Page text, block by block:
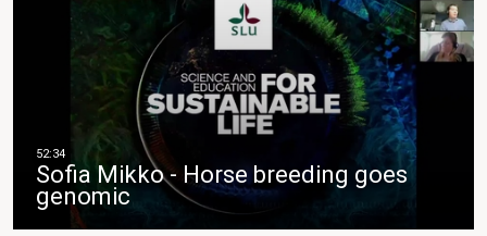
Sofia Mikko - Horse breeding goes
genomic